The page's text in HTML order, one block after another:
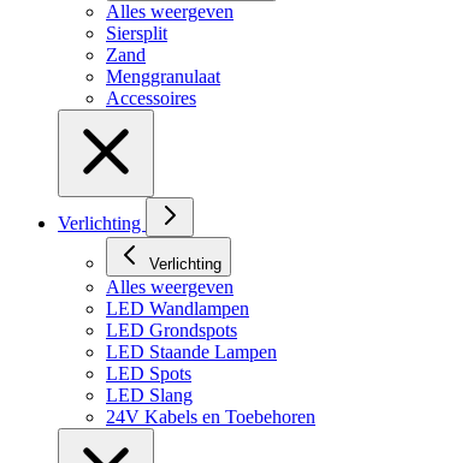
Alles weergeven
Siersplit
Zand
Menggranulaat
Accessoires
Verlichting
Verlichting
Alles weergeven
LED Wandlampen
LED Grondspots
LED Staande Lampen
LED Spots
LED Slang
24V Kabels en Toebehoren